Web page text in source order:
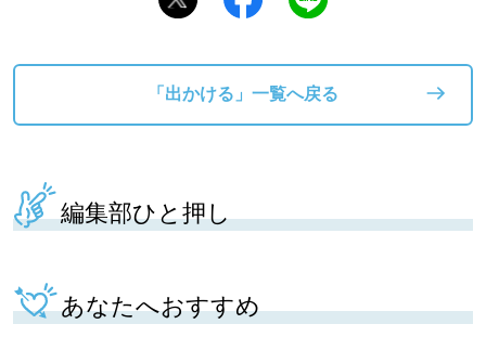
「出かける」一覧へ戻る
編集部ひと押し
あなたへおすすめ